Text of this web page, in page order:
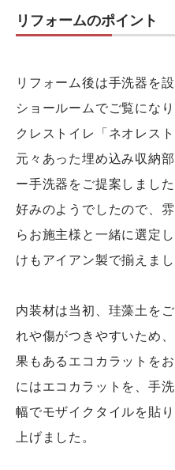
リフォームのポイント
リフォーム後は手洗器を
ショールームでご覧にな
クレストイレ「ネオレス
元々あった埋め込み収納
ー手洗器をご提案しまし
好みのようでしたので、
らお施主様と一緒に選定
けもアイアン製で揃えまし
内装材は当初、珪藻土を
れや傷がつきやすいため
果もあるエコカラットを
にはエコカラットを、手
幅でモザイクタイルを貼
上げました。